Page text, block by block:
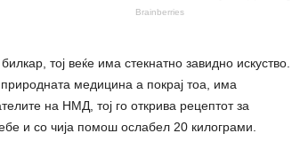
тој веќе има стекнатно завидно искуство.
медицина а покрај тоа, има
на НМД, тој го открива рецептот за
и со чија помош ocлабел 20 килогpaми.